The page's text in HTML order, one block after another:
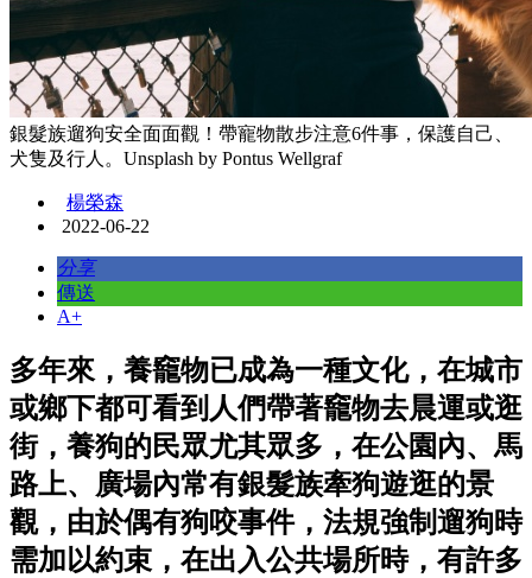
銀髮族遛狗安全面面觀！帶寵物散步注意6件事，保護自己、
犬隻及行人。Unsplash by Pontus Wellgraf
楊榮森
2022-06-22
分享
傳送
A+
多年來，養竉物已成為一種文化，在城市
或鄉下都可看到人們帶著竉物去晨運或逛
街，養狗的民眾尤其眾多，在公園內、馬
路上、廣場內常有銀髮族牽狗遊逛的景
觀，由於偶有狗咬事件，法規強制遛狗時
需加以約束，在出入公共場所時，有許多